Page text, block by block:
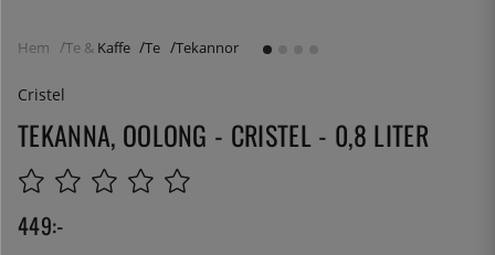
Hem Te & Kaffe Te Tekannor
Cristel
TEKANNA, OOLONG - CRISTEL - 0,8 LITER
449:-